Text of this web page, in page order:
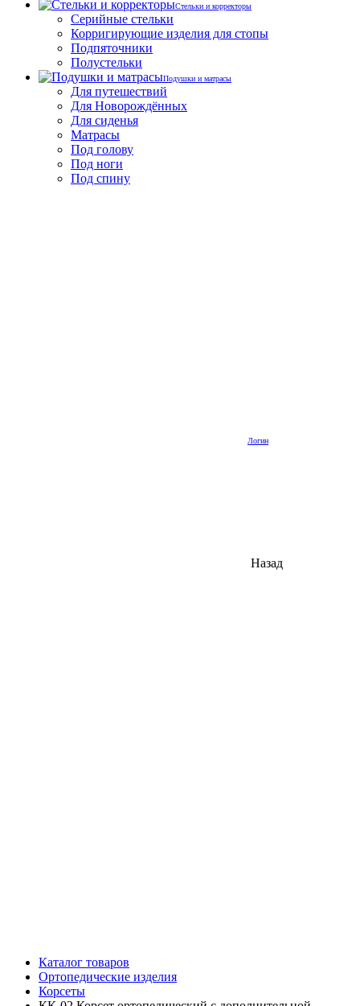
Стельки и корректоры
Серийные стельки
Корригирующие изделия для стопы
Подпяточники
Полустельки
Подушки и матрасы
Для путешествий
Для Новорождённых
Для сиденья
Матрасы
Под голову
Под ноги
Под спину
Логин
Назад
Каталог товаров
Ортопедические изделия
Корсеты